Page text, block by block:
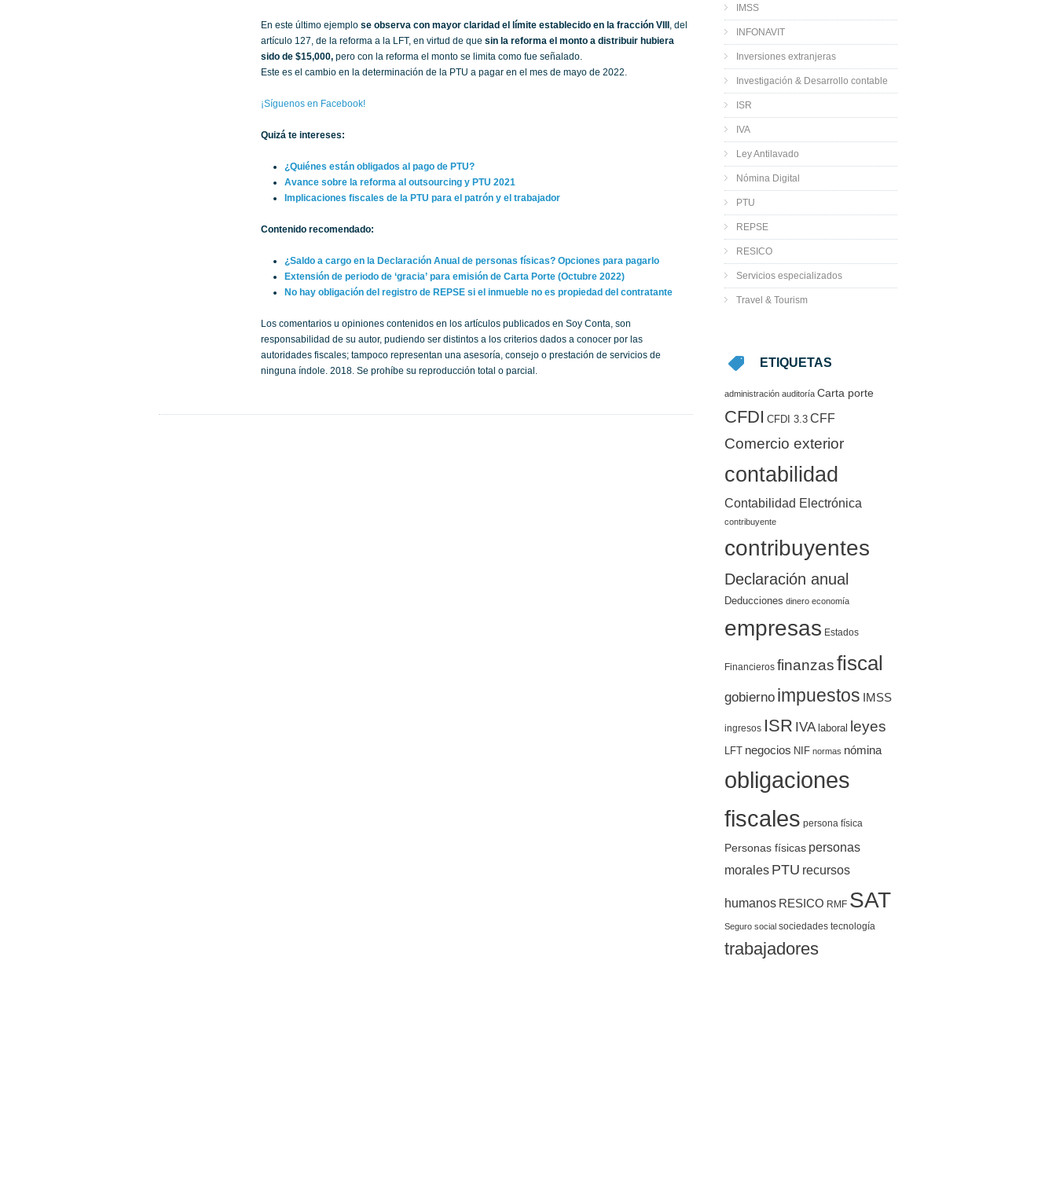
En este último ejemplo se observa con mayor claridad el límite establecido en la fracción VIII , del
artículo 127, de la reforma a la LFT, en virtud de que sin la reforma el monto a distribuir hubiera
sido de $15,000, pero con la reforma el monto se limita como fue señalado.
Este es el cambio en la determinación de la PTU a pagar en el mes de mayo de 2022.
¡Síguenos en Facebook!
Quizá te intereses:
¿Quiénes están obligados al pago de PTU?
Avance sobre la reforma al outsourcing y PTU 2021
Implicaciones fiscales de la PTU para el patrón y el trabajador
Contenido recomendado:
¿Saldo a cargo en la Declaración Anual de personas físicas? Opciones para pagarlo
Extensión de periodo de ‘gracia’ para emisión de Carta Porte (Octubre 2022)
No hay obligación del registro de REPSE si el inmueble no es propiedad del contratante
Los comentarios u opiniones contenidos en los artículos publicados en Soy Conta, son
responsabilidad de su autor, pudiendo ser distintos a los criterios dados a conocer por las
autoridades fiscales; tampoco representan una asesoría, consejo o prestación de servicios de
ninguna índole. 2018. Se prohíbe su reproducción total o parcial.
IMSS
INFONAVIT
Inversiones extranjeras
Investigación & Desarrollo contable
ISR
IVA
Ley Antilavado
Nómina Digital
PTU
REPSE
RESICO
Servicios especializados
Travel & Tourism
ETIQUETAS
administración auditoría Carta porte
CFDI CFDI 3.3 CFF
Comercio exterior
contabilidad
Contabilidad Electrónica
contribuyente
contribuyentes
Declaración anual
Deducciones dinero economía
empresas Estados
Financieros finanzasfiscal
gobierno impuestos IMSS
ingresos ISR IVA laboral leyes
LFT negocios NIF normas nómina
obligaciones
fiscales persona física
Personas físicas personas
morales PTU recursos
humanos RESICO RMF SAT
Seguro social sociedades tecnología
trabajadores